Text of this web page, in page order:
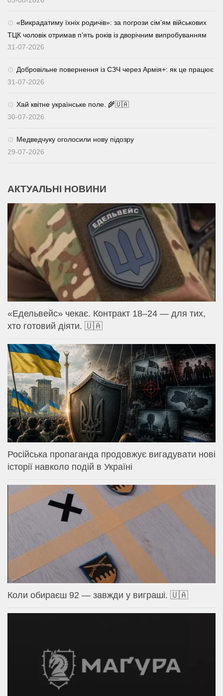
«Викрадатиму їхніх родичів»: за погрози сім’ям військових
ТЦК чоловік отримав п’ять років із дворічним випробуванням
31-07-2026
Добровільне повернення із СЗЧ через Армія+: як це працює
31-07-2026
Хай квітне українське поле. 🌾🇺🇦
30-07-2026
Медведчуку оголосили нову підозру
29-07-2026
АКТУАЛЬНІ НОВИНИ
«Едельвейс» чекає. Контракт 18–24 — для тих,
хто готовий діяти. 🇺🇦
Російська пропаганда продовжує вигадувати нові
історії навколо подій в Україні
Коли обираєш 92 — завжди у виграші. 🇺🇦